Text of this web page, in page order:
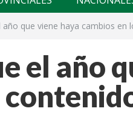
año que viene haya cambios en
el año